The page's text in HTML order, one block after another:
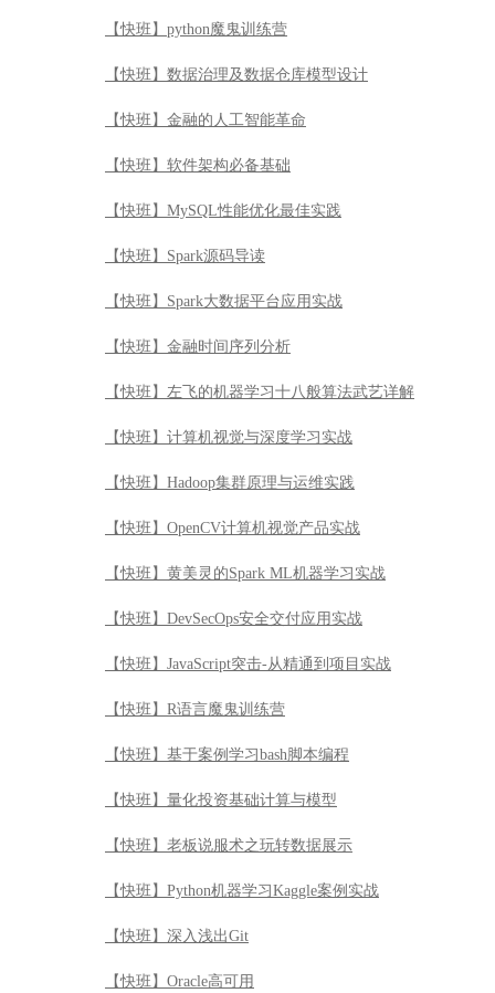
【快班】Spark源码导读
【快班】Spark大数据平台应用实战
【快班】金融时间序列分析
【快班】左飞的机器学习十八般算法武艺详解
【快班】计算机视觉与深度学习实战
【快班】Hadoop集群原理与运维实践
【快班】OpenCV计算机视觉产品实战
【快班】黄美灵的Spark ML机器学习实战
【快班】DevSecOps安全交付应用实战
【快班】JavaScript突击-从精通到项目实战
【快班】R语言魔鬼训练营
【快班】基于案例学习bash脚本编程
【快班】量化投资基础计算与模型
【快班】老板说服术之玩转数据展示
【快班】Python机器学习Kaggle案例实战
【快班】深入浅出Git
【快班】Oracle高可用
【快班】数据库系统实现技术内幕
【快班】Goldengate从入门到精通
【快班】PL/SQL实战魔鬼训练营
【快班】Oracle 12c特性解读-容器数据库和灾备
【快班】Oracle DBA从小白到入职实战应用